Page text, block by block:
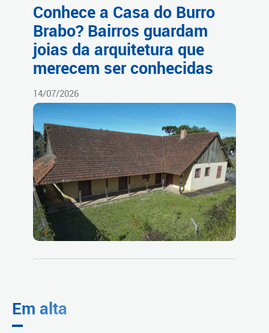
Conhece a Casa do Burro
Brabo? Bairros guardam
joias da arquitetura que
merecem ser conhecidas
14/07/2026
Em alta